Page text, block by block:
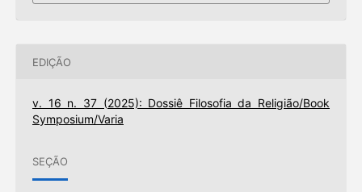
EDIÇÃO
v. 16 n. 37 (2025): Dossiê Filosofia da Religião/Book
Symposium/Varia
SEÇÃO